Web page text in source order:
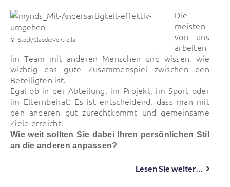
© iStock/ClaudioVentrella
Die
meisten
von uns
arbeiten
im Team mit anderen Menschen und wissen, wie
wichtig das gute Zusammenspiel zwischen den
Beteiligten ist.
Egal ob in der Abteilung, im Projekt, im Sport oder
im Elternbeirat: Es ist entscheidend, dass man mit
den anderen gut zurechtkommt und gemeinsame
Ziele erreicht.
Wie weit sollten Sie dabei Ihren persönlichen Stil
an die anderen anpassen?
Lesen Sie weiter…